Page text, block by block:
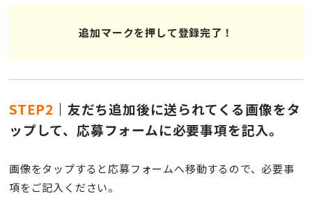
追加マークを押して登録完了！
STEP2 ｜ 友だち追加後に送られてくる画像をタ
ップして、応募フォームに必要事項を記入。
画像をタップすると応募フォームへ移動するので、必要事
項をご記入ください。